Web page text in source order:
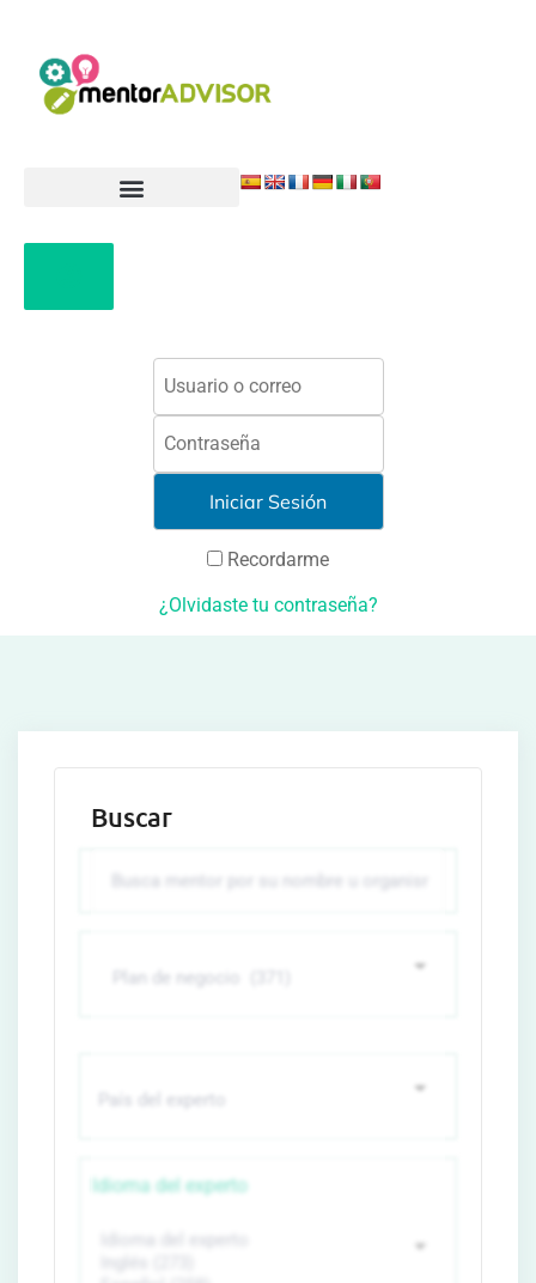
Recordarme
¿Olvidaste tu contraseña?
Buscar
Idioma del experto